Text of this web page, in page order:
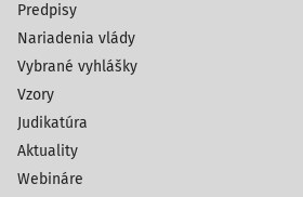
Predpisy
Nariadenia vlády
Vybrané vyhlášky
Vzory
Judikatúra
Aktuality
Webináre